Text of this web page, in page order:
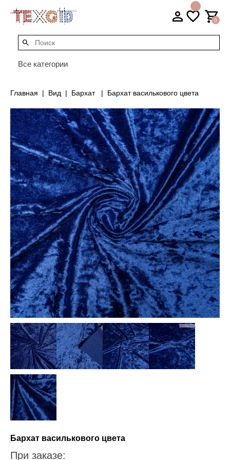
0
Все категории
Главная Вид Бархат Бархат василькового цвета
Бархат василькового цвета
При заказе: